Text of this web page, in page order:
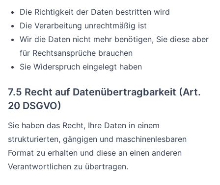
Die Richtigkeit der Daten bestritten wird
Die Verarbeitung unrechtmäßig ist
Wir die Daten nicht mehr benötigen, Sie diese aber
für Rechtsansprüche brauchen
Sie Widerspruch eingelegt haben
7.5 Recht auf Datenübertragbarkeit (Art.
20 DSGVO)
Sie haben das Recht, Ihre Daten in einem
strukturierten, gängigen und maschinenlesbaren
Format zu erhalten und diese an einen anderen
Verantwortlichen zu übertragen.